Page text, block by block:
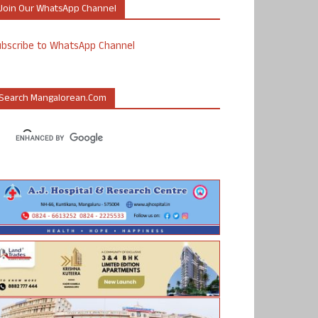
Our WhatsApp Channel
to WhatsApp Channel
Mangalorean.com